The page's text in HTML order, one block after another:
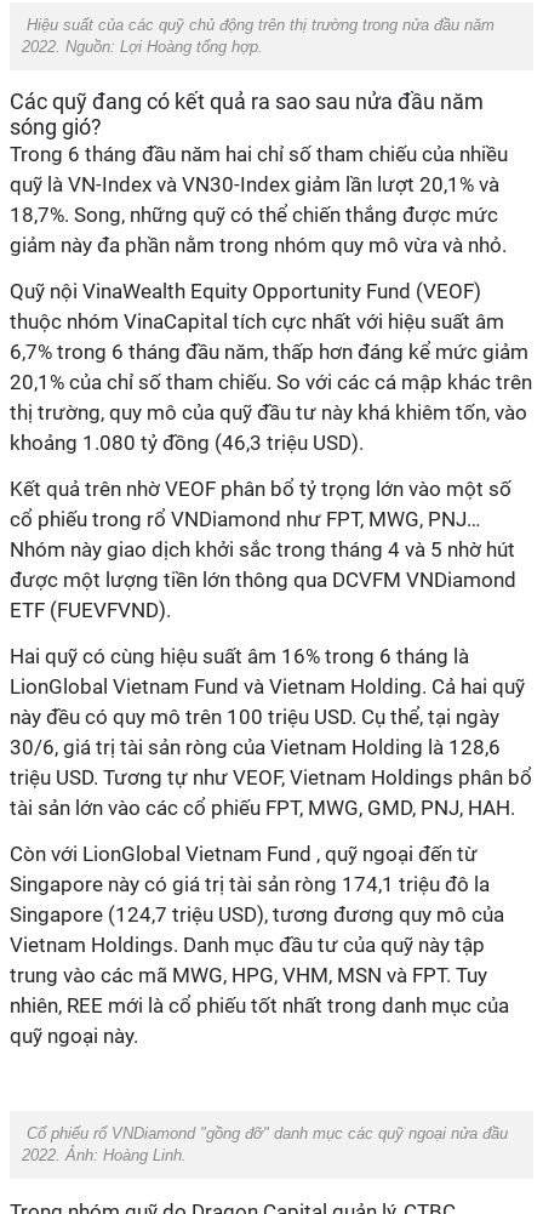
Hiệu suất của các quỹ chủ động trên thị trường trong nửa đầu năm
2022. Nguồn: Lợi Hoàng tổng hợp.
Các quỹ đang có kết quả ra sao sau nửa đầu năm
sóng gió?
Trong 6 tháng đầu năm hai chỉ số tham chiếu của nhiều
quỹ là VN-Index và VN30-Index giảm lần lượt 20,1% và
18,7%. Song, những quỹ có thể chiến thắng được mức
giảm này đa phần nằm trong nhóm quy mô vừa và nhỏ.
Quỹ nội VinaWealth Equity Opportunity Fund (VEOF)
thuộc nhóm VinaCapital tích cực nhất với hiệu suất âm
6,7% trong 6 tháng đầu năm, thấp hơn đáng kể mức giảm
20,1% của chỉ số tham chiếu. So với các cá mập khác trên
thị trường, quy mô của quỹ đầu tư này khá khiêm tốn, vào
khoảng 1.080 tỷ đồng (46,3 triệu USD).
Kết quả trên nhờ VEOF phân bổ tỷ trọng lớn vào một số
cổ phiếu trong rổ VNDiamond như FPT, MWG, PNJ…
Nhóm này giao dịch khởi sắc trong tháng 4 và 5 nhờ hút
được một lượng tiền lớn thông qua DCVFM VNDiamond
ETF (FUEVFVND).
Hai quỹ có cùng hiệu suất âm 16% trong 6 tháng là
LionGlobal Vietnam Fund và Vietnam Holding. Cả hai quỹ
này đều có quy mô trên 100 triệu USD. Cụ thể, tại ngày
30/6, giá trị tài sản ròng của Vietnam Holding là 128,6
triệu USD. Tương tự như VEOF, Vietnam Holdings phân bổ
tài sản lớn vào các cổ phiếu FPT, MWG, GMD, PNJ, HAH.
Còn với LionGlobal Vietnam Fund , quỹ ngoại đến từ
Singapore này có giá trị tài sản ròng 174,1 triệu đô la
Singapore (124,7 triệu USD), tương đương quy mô của
Vietnam Holdings. Danh mục đầu tư của quỹ này tập
trung vào các mã MWG, HPG, VHM, MSN và FPT. Tuy
nhiên, REE mới là cổ phiếu tốt nhất trong danh mục của
quỹ ngoại này.
Cổ phiếu rổ VNDiamond "gồng đỡ" danh mục các quỹ ngoại nửa đầu
2022. Ảnh: Hoàng Linh.